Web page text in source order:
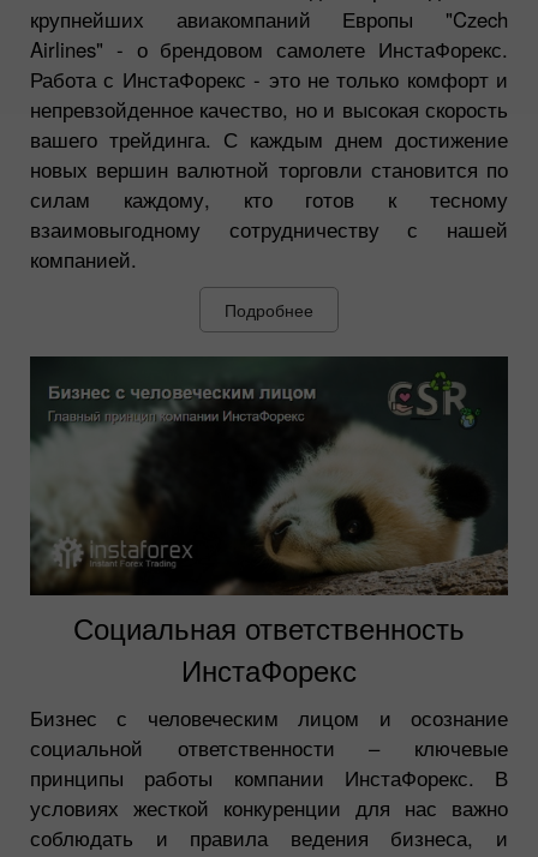
крупнейших авиакомпаний Европы "Czech
Airlines" - о брендовом самолете ИнстаФорекс.
Работа с ИнстаФорекс - это не только комфорт и
непревзойденное качество, но и высокая скорость
вашего трейдинга. С каждым днем достижение
новых вершин валютной торговли становится по
силам каждому, кто готов к тесному
взаимовыгодному сотрудничеству с нашей
компанией.
Подробнее
Социальная ответственность
ИнстаФорекс
Бизнес с человеческим лицом и осознание
социальной ответственности – ключевые
принципы работы компании ИнстаФорекс. В
условиях жесткой конкуренции для нас важно
соблюдать и правила ведения бизнеса, и